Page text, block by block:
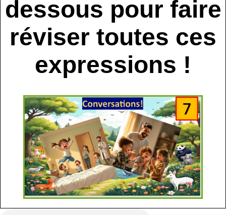
dessous pour faire
réviser toutes ces
expressions !